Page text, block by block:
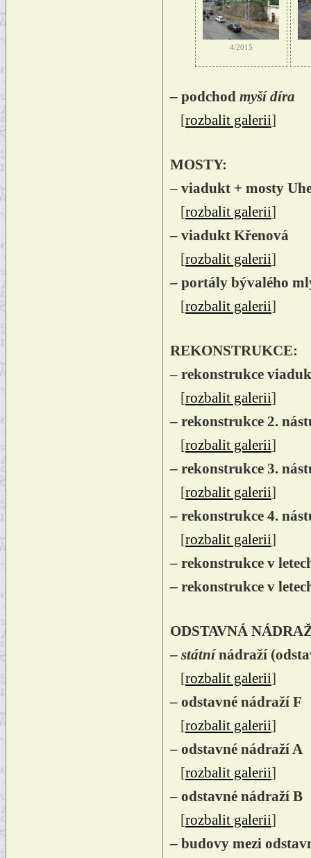
4/2015
– podchod myší díra
[rozbalit galerii]
MOSTY:
– viadukt + mosty
[rozbalit galerii]
– viadukt Křenová
[rozbalit galerii]
– portály bývalého
[rozbalit galerii]
REKONSTRUKCE:
– rekonstrukce
[rozbalit galerii]
– rekonstrukce 2.
[rozbalit galerii]
– rekonstrukce 3.
[rozbalit galerii]
– rekonstrukce 4.
[rozbalit galerii]
– rekonstrukce v
– rekonstrukce v
ODSTAVNÁ
– státnínádraží
[rozbalit galerii]
– odstavné nádraží F
[rozbalit galerii]
– odstavné nádraží A
[rozbalit galerii]
– odstavné nádraží B
[rozbalit galerii]
– budovy mezi